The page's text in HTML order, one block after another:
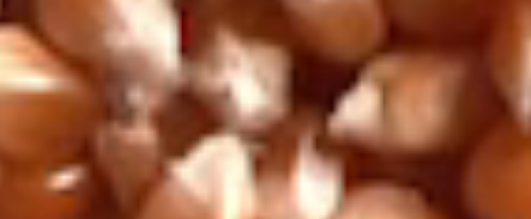
GALLETA CON
PASAS
SULTANAS